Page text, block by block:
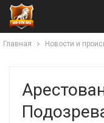
Главная Новости и